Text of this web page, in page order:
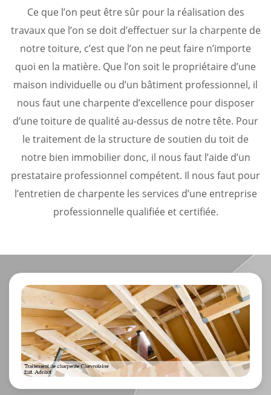
Ce que l’on peut être sûr pour la réalisation des
travaux que l’on se doit d’effectuer sur la charpente de
notre toiture, c’est que l’on ne peut faire n’importe
quoi en la matière. Que l’on soit le propriétaire d’une
maison individuelle ou d’un bâtiment professionnel, il
nous faut une charpente d’excellence pour disposer
d’une toiture de qualité au-dessus de notre tête. Pour
le traitement de la structure de soutien du toit de
notre bien immobilier donc, il nous faut l’aide d’un
prestataire professionnel compétent. Il nous faut pour
l’entretien de charpente les services d’une entreprise
professionnelle qualifiée et certifiée.